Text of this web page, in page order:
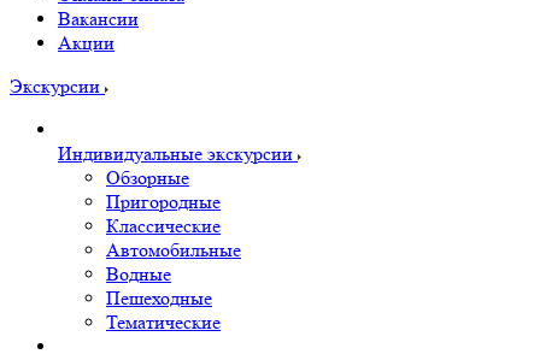
Вакансии
Акции
Экскурсии
Индивидуальные экскурсии
Обзорные
Пригородные
Классические
Автомобильные
Водные
Пешеходные
Тематические